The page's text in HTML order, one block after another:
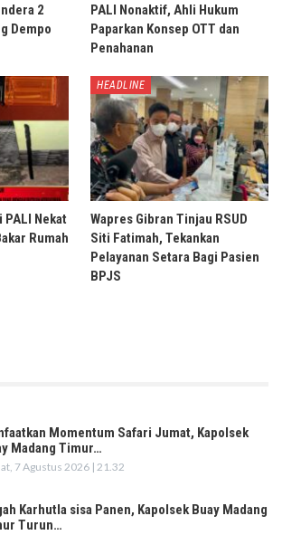
2
Dempo
PALI Nonaktif, Ahli Hukum
Paparkan Konsep OTT dan
Penahanan
PALI Nekat
Rumah
HEADLINE
Wapres Gibran Tinjau RSUD
Siti Fatimah, Tekankan
Pelayanan Setara Bagi Pasien
BPJS
Momentum Safari Jumat, Kapolsek
Madang Timur…
7 Agustus 2026 | 21.32
Karhutla sisa Panen, Kapolsek Buay Madang
Turun…